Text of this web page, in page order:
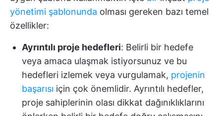
yönetimi şablonunda olması gereken bazı temel
özellikler:
Ayrıntılı proje hedefleri: Belirli bir hedefe
veya amaca ulaşmak istiyorsunuz ve bu
hedefleri izlemek veya vurgulamak, projenin
başarısı için çok önemlidir. Ayrıntılı hedefler,
proje sahiplerinin olası dikkat dağınıklıklarını